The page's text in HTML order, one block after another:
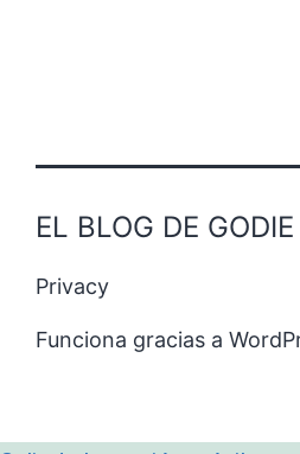
EL BLOG DE GODIE
Privacy
Funciona gracias a